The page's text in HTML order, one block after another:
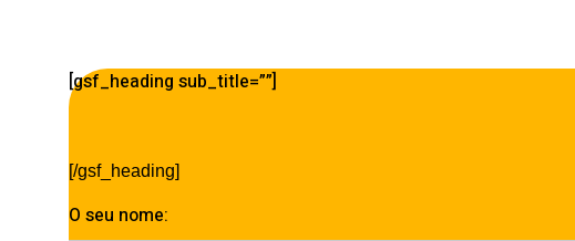
[gsf_heading sub_title=””]
[/gsf_heading]
O seu nome: